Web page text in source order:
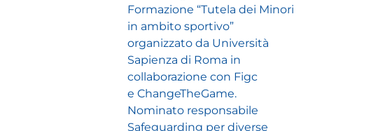
Formazione “Tutela dei Minori
in ambito sportivo”
organizzato da Università
Sapienza di Roma in
collaborazione con Figc
e ChangeTheGame.
Nominato responsabile
Safeguarding per diverse